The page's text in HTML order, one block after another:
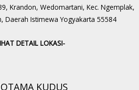
Krandon, Wedomartani, Kec. Ngemplak,
Daerah Istimewa Yogyakarta 55584
DETAIL LOKASI-
KUDUS